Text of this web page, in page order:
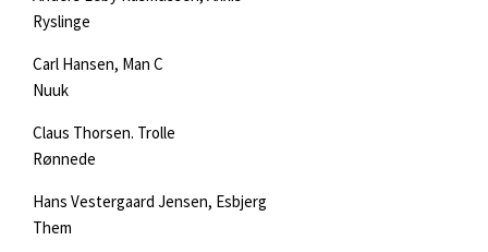
Ryslinge
Carl Hansen, Man C
Nuuk
Claus Thorsen. Trolle
Rønnede
Hans Vestergaard Jensen, Esbjerg
Them